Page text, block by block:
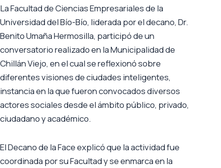
La Facultad de Ciencias Empresariales de la
Universidad del Bío-Bío, liderada por el decano, Dr.
Benito Umaña Hermosilla, participó de un
conversatorio realizado en la Municipalidad de
Chillán Viejo, en el cual se reflexionó sobre
diferentes visiones de ciudades inteligentes,
instancia en la que fueron convocados diversos
actores sociales desde el ámbito público, privado,
ciudadano y académico.
El Decano de la Face explicó que la actividad fue
coordinada por su Facultad y se enmarca en la